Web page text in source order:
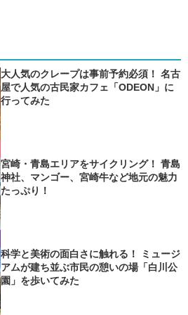
大人気のクレープは事前予約必須！ 名古
屋で人気の古民家カフェ「ODEON」に
行ってみた
宮崎・青島エリアをサイクリング！ 青島
神社、マンゴー、宮崎牛など地元の魅力
たっぷり！
科学と美術の面白さに触れる！ ミュージ
アムが建ち並ぶ市民の憩いの場「白川公
園」を歩いてみた